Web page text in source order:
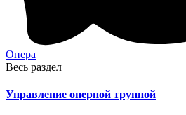
Опера
Весь раздел
Управление оперной труппой